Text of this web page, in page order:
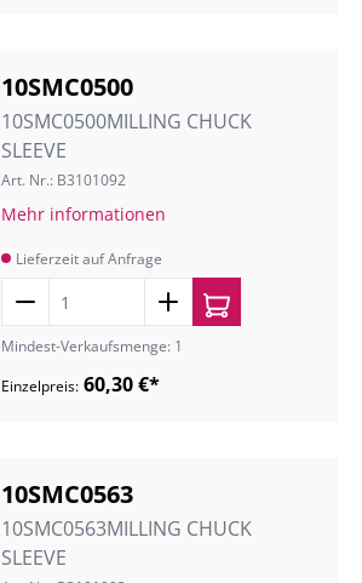
10SMC0500
10SMC0500MILLING CHUCK
SLEEVE
Art. Nr.: B3101092
Mehr informationen
Lieferzeit auf Anfrage
Mindest-Verkaufsmenge: 1
Einzelpreis: 60,30 €*
10SMC0563
10SMC0563MILLING CHUCK
SLEEVE